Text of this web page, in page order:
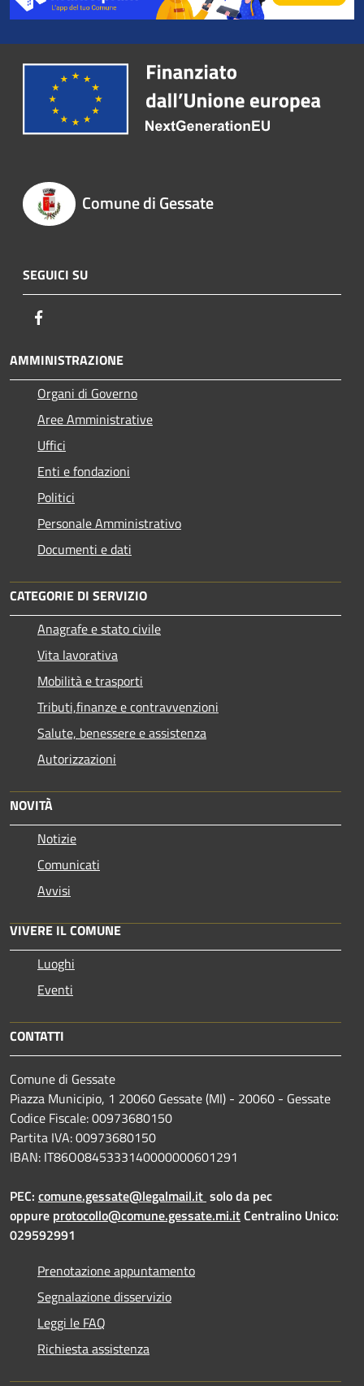
Comune di Gessate
SEGUICI SU
AMMINISTRAZIONE
Organi di Governo
Aree Amministrative
Uffici
Enti e fondazioni
Politici
Personale Amministrativo
Documenti e dati
CATEGORIE DI SERVIZIO
Anagrafe e stato civile
Vita lavorativa
Mobilità e trasporti
Tributi,finanze e contravvenzioni
Salute, benessere e assistenza
Autorizzazioni
NOVITÀ
Notizie
Comunicati
Avvisi
VIVERE IL COMUNE
Luoghi
Eventi
CONTATTI
Comune di Gessate
Piazza Municipio, 1 20060 Gessate (MI) - 20060 - Gessate
Codice Fiscale: 00973680150
Partita IVA: 00973680150
IBAN: IT86O0845333140000000601291
PEC: comune.gessate@legalmail.it solo da pec
oppure protocollo@comune.gessate.mi.itCentralino Unico:
029592991
Prenotazione appuntamento
Segnalazione disservizio
Leggi le FAQ
Richiesta assistenza